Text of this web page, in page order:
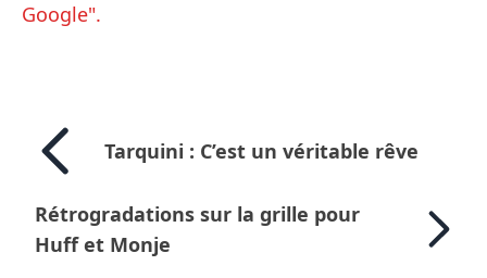
Google".
Tarquini : C’est un véritable rêve
Rétrogradations sur la grille pour
Huff et Monje